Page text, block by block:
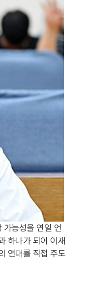
가능성을 연일 언
하나가 되어 이재
연대를 직접 주도